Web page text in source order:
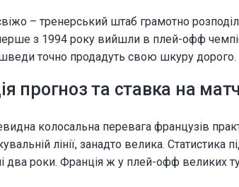
– тренерський штаб грамотно
з 1994 року вийшли в плей-офф
шведи точно продадуть свою шкуру дорого.
прогноз та ставка на матч
колосальна перевага французів
лінії, занадто велика.
два роки. Франція ж у плей-офф великих